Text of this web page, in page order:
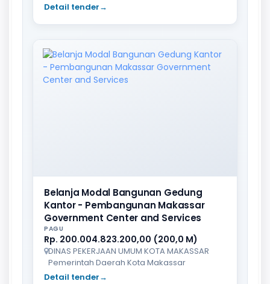
Detail tender→
Belanja Modal Bangunan Gedung
Kantor - Pembangunan Makassar
Government Center and Services
PAGU
Rp. 200.004.823.200,00 (200,0 M)
DINAS PEKERJAAN UMUM KOTA MAKASSAR
Pemerintah Daerah Kota Makassar
Detail tender→